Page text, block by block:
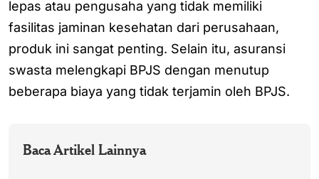
lepas atau pengusaha yang tidak memiliki
fasilitas jaminan kesehatan dari perusahaan,
produk ini sangat penting. Selain itu, asuransi
swasta melengkapi BPJS dengan menutup
beberapa biaya yang tidak terjamin oleh BPJS.
Baca Artikel Lainnya